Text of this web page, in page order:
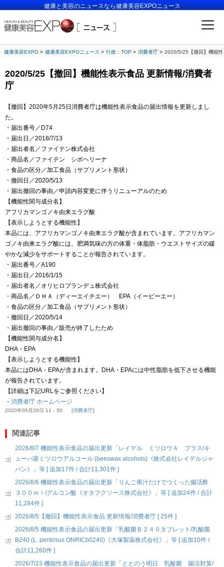
健康と美容のニュースなら健康美容EXPOニュース
健康美容EXPO 健康美容EXPOニュース 行政：TOP 消費者庁 2020/5/25【撤回】機能
2020/5/25【撤回】機能性表示食品 更新情報/消費者
庁
【撤回】2020年5月25日消費者庁は機能性表示食品の届出情報を更新しまし
た。
・届出番号／D74
・届出日／2018/7/13
・届出者名／ファイテン株式会社
・商品名／ファイテン シボヘリーナ
・食品の区分／加工食品（サプリメント形状）
・撤回日／2020/5/13
・届出撤回の事由／申請内容変更に伴うリニューアルのため
【機能性関与成分名】
アフリカマンゴノキ由来エラグ酸
【表示しようとする機能性】
本品には、アフリカマンゴノキ由来エラグ酸が含まれています。アフリカマン
ゴノキ由来エラグ酸には、肥満気味の方の体重・体脂肪・ウエストサイズの緩
やかな減少をサポートすることが報告されています。
・届出番号／A190
・届出日／2016/1/15
・届出者名／オリヒロプランデュ株式会社
・商品名／ＤＨＡ（ディーエイチエー） EPA（イーピーエー）
・食品の区分／加工食品（サプリメント形状）
・撤回日／2020/5/14
・届出撤回の事由／販売が終了したため
【機能性関与成分名】
DHA・EPA
【表示しようとする機能性】
本品にはDHA・EPAが含まれます。DHA・EPAには中性脂肪を低下させる機能
が報告されています。
【詳細は下記URLをご参照ください】
・ 消費者庁 ホームページ
2020年05月26日 11：50 消費者庁
関連記事
2026/8/7 機能性表示食品の届出更新「レイデル ミツロウＡ プラス/キ
ューバ産ミツロウアルコール (beeswax alcohols)《株式会社レイデルジャ
パン》」等 [ 追加17件 / 合計11,301件 ]
2026/8/6 機能性表示食品の届出更新「りんご果汁だけでつくった腸活酢
３００ｍｌ/グルコン酸《オタフクソース株式会社》」等 [ 追加24件 / 合計
11,284件 ]
2026/8/5【撤回】機能性表示食品 更新情報/消費者庁 [ 25件 ]
2026/8/5 機能性表示食品の届出更新「乳酸菌Ｂ２４０タブレット/乳酸菌
B240 (L. pentosus ONRICb0240)《大塚製薬株式会社》」等 [ 追加10件 /
合計11,260件 ]
2026/7/23 機能性表示食品の届出更新「ととのう明日 乳酸菌 腸活対策/